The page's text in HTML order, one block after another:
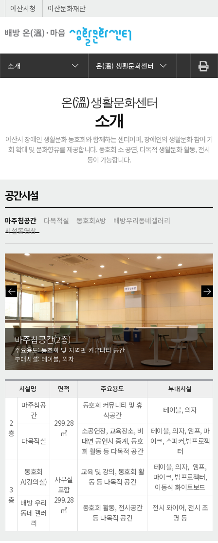
아산시청 아산문화재단
소개 온(溫) 생활문화센터
온(溫) 생활문화센터
소개
아산시 장애인 생활문화 동호회와 함께하는 센터이며, 장애인의 생활문화 참여 기
회 확대 및 문화향유를 제공합니다. 동호회 소 공연, 다목적 생활문화 활동, 전시
등이 가능합니다.
공간시설
마주침공간 다목적실 동호회A방
배방우리동네갤러리
시설동영상
마주침공간(2층)
주요용도: 동호회 및 지역민 커뮤니티 공간
부대시설: 테이블, 의자
시설명 면적 주요용도 부대시설
2
층
마주침공
간
299.28
㎡
동호회 커뮤니티 및 휴
식공간
테이블, 의자
다목적실
소공연장, 교육장소, 비
대면 공연시 중계, 동호
회 활동 등 다목적 공간
테이블, 의자, 앰프, 마
이크, 스피커,빔프로젝
터
3
층
동호회
A(강의실)
사무실
포함
299.28
㎡
교육 및 강의, 동호회 활
동 등 다목적 공간
테이블, 의자, 앰프,
마이크, 빔프로젝터,
이동식 화이트보드
배방 우리
동네 갤러
리
동호회 활동, 전시공간
등 다목적 공간
전시 와이어, 전시 조
명 등